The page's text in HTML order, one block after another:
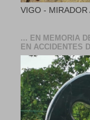
VIGO - MIRADOR
... EN MEMORIA
EN ACCIDENTES